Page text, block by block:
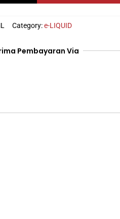
Category:e-LIQUID
Pembayaran Via